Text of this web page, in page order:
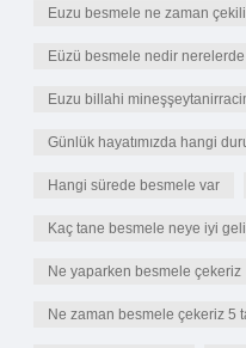
Euzu besmele ne zaman
Eüzü besmele nedir nerelerde
Euzu billahi
Günlük hayatımızda hangi
Hangi sürede besmele var
Kaç tane besmele neye iyi
Ne yaparken besmele çekeriz
Ne zaman besmele çekeriz 5